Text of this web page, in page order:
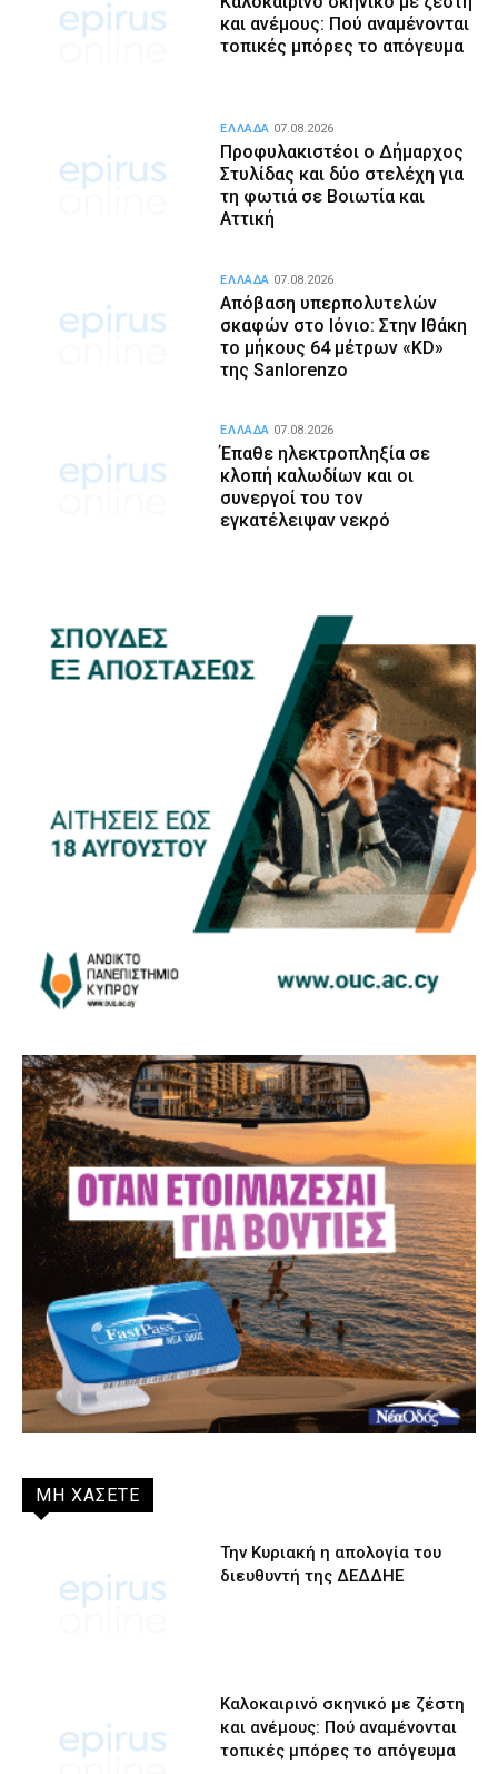
και ανέμους: Πού αναμένονται
τοπικές μπόρες το απόγευμα
Προφυλακιστέοι ο Δήμαρχος
Στυλίδας και δύο στελέχη για
τη φωτιά σε Βοιωτία και
Αττική
ΕΛΛΑΔΑ 07.08.2026
Απόβαση υπερπολυτελών
σκαφών στο Ιόνιο: Στην Ιθάκη
το μήκους 64 μέτρων «KD»
της Sanlorenzo
ΕΛΛΑΔΑ 07.08.2026
Έπαθε ηλεκτροπληξία σε
κλοπή καλωδίων και οι
συνεργοί του τον
εγκατέλειψαν νεκρό
ΕΛΛΑΔΑ 07.08.2026
ΜΗ ΧΑΣΕΤΕ
Την Κυριακή η απολογία του
διευθυντή της ΔΕΔΔΗΕ
Καλοκαιρινό σκηνικό με ζέστη
και ανέμους: Πού αναμένονται
τοπικές μπόρες το απόγευμα